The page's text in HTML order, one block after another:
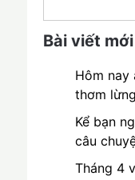
Bài viết mới
Hôm nay
thơm
Kể bạn
câu
Tháng 4